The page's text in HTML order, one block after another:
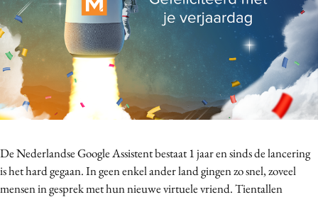
Bureaus
Campagnes
Carriere
Contentmarketing
Craft
Customer Experience
Design
Digital transformation
De Nederlandse Google Assistent bestaat 1 jaar en sinds de lancering
is het hard gegaan. In geen enkel ander land gingen zo snel, zoveel
mensen in gesprek met hun nieuwe virtuele vriend. Tientallen